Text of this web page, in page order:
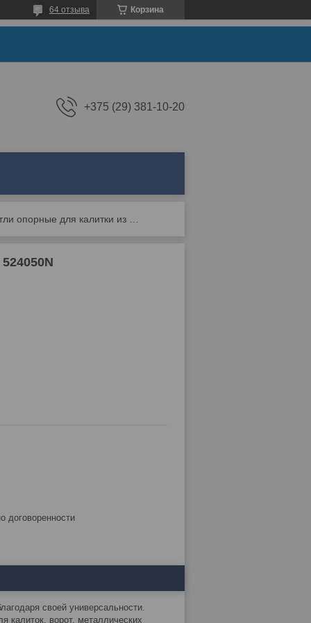
Корзина
64 отзыва
+375 (29) 381-10-20
договоренности
своей универсальности.
калиток, ворот, металлических